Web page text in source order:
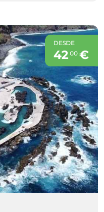
DESDE
42 00€